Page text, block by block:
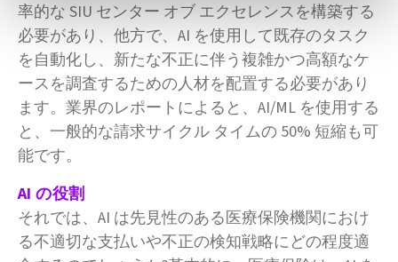
率的な SIU センター オブ エクセレンスを構築する
必要があり、他方で、AI を使用して既存のタスク
を自動化し、新たな不正に伴う複雑かつ高額なケ
ースを調査するための人材を配置する必要があり
ます。業界のレポートによると、AI/ML を使用する
と、一般的な請求サイクル タイムの 50% 短縮も可
能です。
AI の役割
それでは、AI は先見性のある医療保険機関におけ
る不適切な支払いや不正の検知戦略にどの程度適